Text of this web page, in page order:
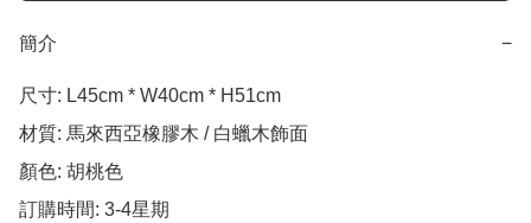
簡介 −
尺寸: L45cm * W40cm * H51cm
材質: 馬來西亞橡膠木 / 白蠟木飾面
顏色: 胡桃色
訂購時間: 3-4星期